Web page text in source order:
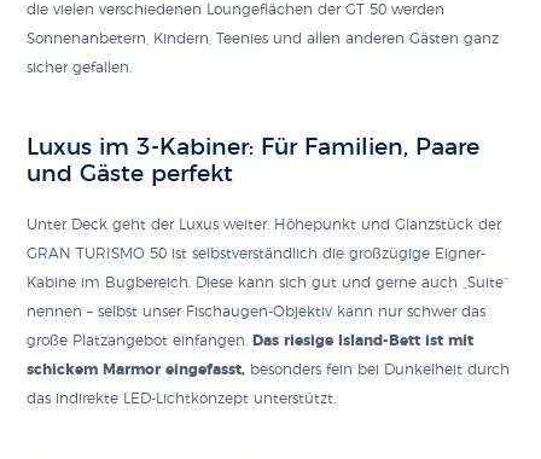
die vielen verschiedenen Loungeflächen der GT 50 werden
Sonnenanbetern, Kindern, Teenies und allen anderen Gästen ganz
sicher gefallen.
Luxus im 3-Kabiner: Für Familien, Paare
und Gäste perfekt
Unter Deck geht der Luxus weiter. Höhepunkt und Glanzstück der
GRAN TURISMO 50 ist selbstverständlich die großzügige Eigner-
Kabine im Bugbereich. Diese kann sich gut und gerne auch „Suite“
nennen – selbst unser Fischaugen-Objektiv kann nur schwer das
große Platzangebot einfangen.
Das riesige Island-Bett ist mit
schickem Marmor eingefasst, besonders fein bei Dunkelheit durch
das indirekte LED-Lichtkonzept unterstützt.